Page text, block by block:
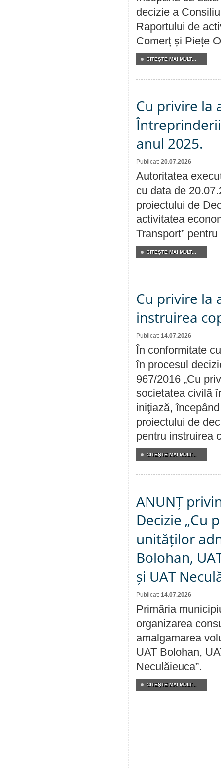
decizie a
Raportului de
Comerț și Piețe
CITEŞTE MAI MULT...
Cu privire la
anul 2025.
Publicat: 20.07.2026
Autoritatea
cu data de
proiectului de
activitatea
Transport” pentru
CITEŞTE MAI MULT...
Cu privire la
instruirea
Publicat: 14.07.2026
În conformitate
în procesul
967/2016 „Cu
societatea civilă
iniţiază,
proiectului de
pentru instruirea
CITEŞTE MAI MULT...
ANUNȚ
Decizie „Cu
unităților
Bolohan,
și UAT
Publicat: 14.07.2026
Primăria
organizarea
amalgamarea
UAT Bolohan,
Neculăieuca”.
CITEŞTE MAI MULT...